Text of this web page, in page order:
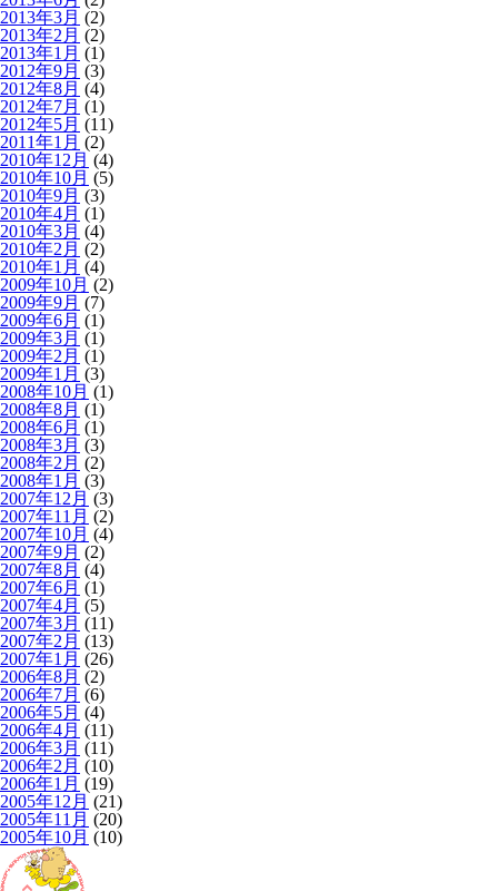
2013年3月 (2)
2013年2月 (2)
2013年1月 (1)
2012年9月 (3)
2012年8月 (4)
2012年7月 (1)
2012年5月 (11)
2011年1月 (2)
2010年12月 (4)
2010年10月 (5)
2010年9月 (3)
2010年4月 (1)
2010年3月 (4)
2010年2月 (2)
2010年1月 (4)
2009年10月 (2)
2009年9月 (7)
2009年6月 (1)
2009年3月 (1)
2009年2月 (1)
2009年1月 (3)
2008年10月 (1)
2008年8月 (1)
2008年6月 (1)
2008年3月 (3)
2008年2月 (2)
2008年1月 (3)
2007年12月 (3)
2007年11月 (2)
2007年10月 (4)
2007年9月 (2)
2007年8月 (4)
2007年6月 (1)
2007年4月 (5)
2007年3月 (11)
2007年2月 (13)
2007年1月 (26)
2006年8月 (2)
2006年7月 (6)
2006年5月 (4)
2006年4月 (11)
2006年3月 (11)
2006年2月 (10)
2006年1月 (19)
2005年12月 (21)
2005年11月 (20)
2005年10月 (10)